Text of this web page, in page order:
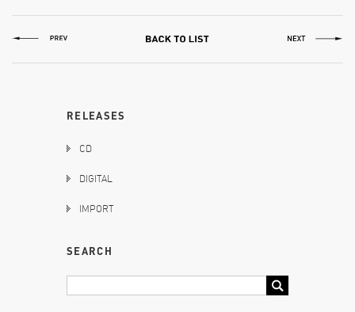
RELEASES
CD
DIGITAL
IMPORT
SEARCH